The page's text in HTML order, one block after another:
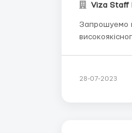
Viza Staff
Запрошуемо на роботу!! DR.
28-07-2023